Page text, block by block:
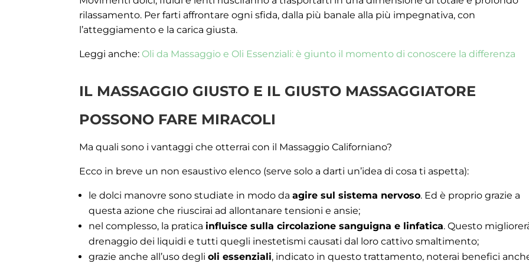
rilassamento. Per farti affrontare ogni sfida, dalla più banale alla più impegnativa, con
l’atteggiamento e la carica giusta.
Leggi anche: Oli da Massaggio e Oli Essenziali: è giunto il momento di conoscere la differenza
IL MASSAGGIO GIUSTO E IL GIUSTO MASSAGGIATORE
POSSONO FARE MIRACOLI
Ma quali sono i vantaggi che otterrai con il Massaggio Californiano?
Ecco in breve un non esaustivo elenco (serve solo a darti un’idea di cosa ti aspetta):
le dolci manovre sono studiate in modo daagire sul sistema nervoso. Ed è proprio grazie a
questa azione che riuscirai ad allontanare tensioni e ansie;
nel complesso, la pratica influisce sulla circolazione sanguigna e linfatica. Questo
drenaggio dei liquidi e tutti quegli inestetismi causati dal loro cattivo smaltimento;
grazie anche all’uso deglioli essenziali, indicato in questo trattamento, noterai benefici